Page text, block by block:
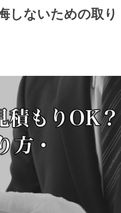
しないための取り